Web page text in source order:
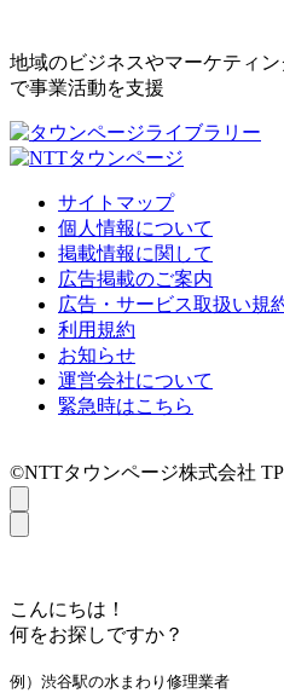
地域のビジネスやマーケティ
で事業活動を支援
サイトマップ
個人情報について
掲載情報に関して
広告掲載のご案内
広告・サービス取扱い規
利用規約
お知らせ
運営会社について
緊急時はこちら
©NTTタウンページ株式会社
こんにちは！
何をお探しですか？
例）渋谷駅の水まわり修理業者